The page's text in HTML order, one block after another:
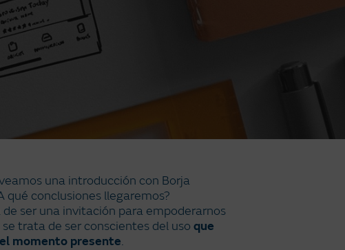
una introducción con Borja
qué conclusiones llegaremos?
de ser una invitación para empoderarnos
trata de ser conscientes del uso que
el momento presente.